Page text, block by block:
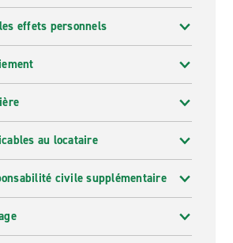
effets personnels
au locataire
civile supplémentaire